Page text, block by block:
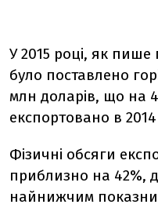
У 2015 році, як пише
було поставлено
млн доларів, що на
експортовано в
Фізичні обсяги
приблизно на 42%,
найнижчим